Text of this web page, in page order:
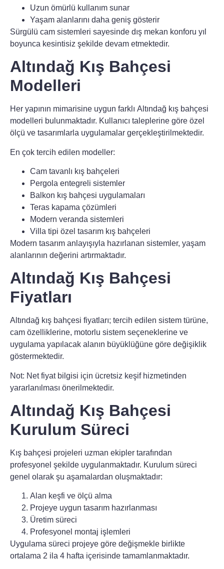
Uzun ömürlü kullanım sunar
Yaşam alanlarını daha geniş gösterir
Sürgülü cam sistemleri sayesinde dış mekan konforu yıl
boyunca kesintisiz şekilde devam etmektedir.
Altındağ Kış Bahçesi
Modelleri
Her yapının mimarisine uygun farklı Altındağ kış bahçesi
modelleri bulunmaktadır. Kullanıcı taleplerine göre özel
ölçü ve tasarımlarla uygulamalar gerçekleştirilmektedir.
En çok tercih edilen modeller:
Cam tavanlı kış bahçeleri
Pergola entegreli sistemler
Balkon kış bahçesi uygulamaları
Teras kapama çözümleri
Modern veranda sistemleri
Villa tipi özel tasarım kış bahçeleri
Modern tasarım anlayışıyla hazırlanan sistemler, yaşam
alanlarının değerini artırmaktadır.
Altındağ Kış Bahçesi
Fiyatları
Altındağ kış bahçesi fiyatları; tercih edilen sistem türüne,
cam özelliklerine, motorlu sistem seçeneklerine ve
uygulama yapılacak alanın büyüklüğüne göre değişiklik
göstermektedir.
Not: Net fiyat bilgisi için ücretsiz keşif hizmetinden
yararlanılması önerilmektedir.
Altındağ Kış Bahçesi
Kurulum Süreci
Kış bahçesi projeleri uzman ekipler tarafından
profesyonel şekilde uygulanmaktadır. Kurulum süreci
genel olarak şu aşamalardan oluşmaktadır:
Alan keşfi ve ölçü alma
Projeye uygun tasarım hazırlanması
Üretim süreci
Profesyonel montaj işlemleri
Uygulama süreci projeye göre değişmekle birlikte
ortalama 2 ila 4 hafta içerisinde tamamlanmaktadır.